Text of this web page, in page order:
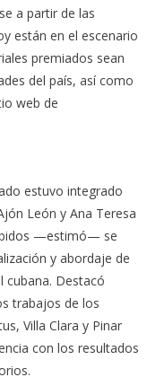
a partir de las
están en el escenario
premiados sean
del país, así como
web de
estuvo integrado
León y Ana Teresa
—estimó— se
y abordaje de
cubana. Destacó
trabajos de los
Villa Clara y Pinar
con los resultados